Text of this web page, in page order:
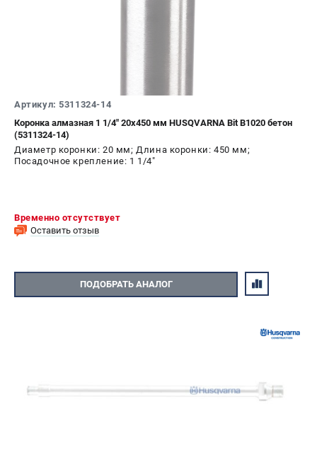
Артикул: 5311324-14
Коронка алмазная 1 1/4" 20х450 мм HUSQVARNA Bit B1020 бетон
(5311324-14)
Диаметр коронки: 20 мм; Длина коронки: 450 мм;
Посадочное крепление: 1 1/4"
Временно отсутствует
Оставить отзыв
ПОДОБРАТЬ АНАЛОГ